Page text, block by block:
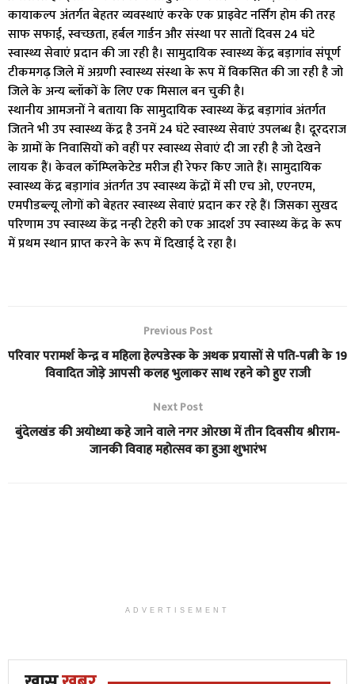
कायाकल्प अंतर्गत बेहतर व्यवस्थाएं करके एक प्राइवेट नर्सिंग होम की तरह
साफ सफाई, स्वच्छता, हर्बल गार्डन और संस्था पर सातों दिवस 24 घंटे
स्वास्थ्य सेवाएं प्रदान की जा रही है। सामुदायिक स्वास्थ्य केंद्र बड़ागांव संपूर्ण
टीकमगढ़ जिले में अग्रणी स्वास्थ्य संस्था के रूप में विकसित की जा रही है जो
जिले के अन्य ब्लॉकों के लिए एक मिसाल बन चुकी है।
स्थानीय आमजनों ने बताया कि सामुदायिक स्वास्थ्य केंद्र बड़ागांव अंतर्गत
जितने भी उप स्वास्थ्य केंद्र है उनमें 24 घंटे स्वास्थ्य सेवाएं उपलब्ध है। दूरदराज
के ग्रामों के निवासियों को वहीं पर स्वास्थ्य सेवाएं दी जा रही है जो देखने
लायक हैं। केवल कॉम्प्लिकेटेड मरीज ही रेफर किए जाते हैं। सामुदायिक
स्वास्थ्य केंद्र बड़ागांव अंतर्गत उप स्वास्थ्य केंद्रों में सी एच ओ, एएनएम,
एमपीडब्ल्यू लोगों को बेहतर स्वास्थ्य सेवाएं प्रदान कर रहे हैं। जिसका सुखद
परिणाम उप स्वास्थ्य केंद्र नन्ही टेहरी को एक आदर्श उप स्वास्थ्य केंद्र के रूप
में प्रथम स्थान प्राप्त करने के रूप में दिखाई दे रहा है।
Previous Post
परिवार परामर्श केन्द्र व महिला हेल्पडेस्क के अथक प्रयासों से पति-पत्नी के 19
विवादित जोड़े आपसी कलह भुलाकर साथ रहने को हुए राजी
Next Post
बुंदेलखंड की अयोध्या कहे जाने वाले नगर ओरछा में तीन दिवसीय श्रीराम-
जानकी विवाह महोत्सव का हुआ शुभारंभ
ADVERTISEMENT